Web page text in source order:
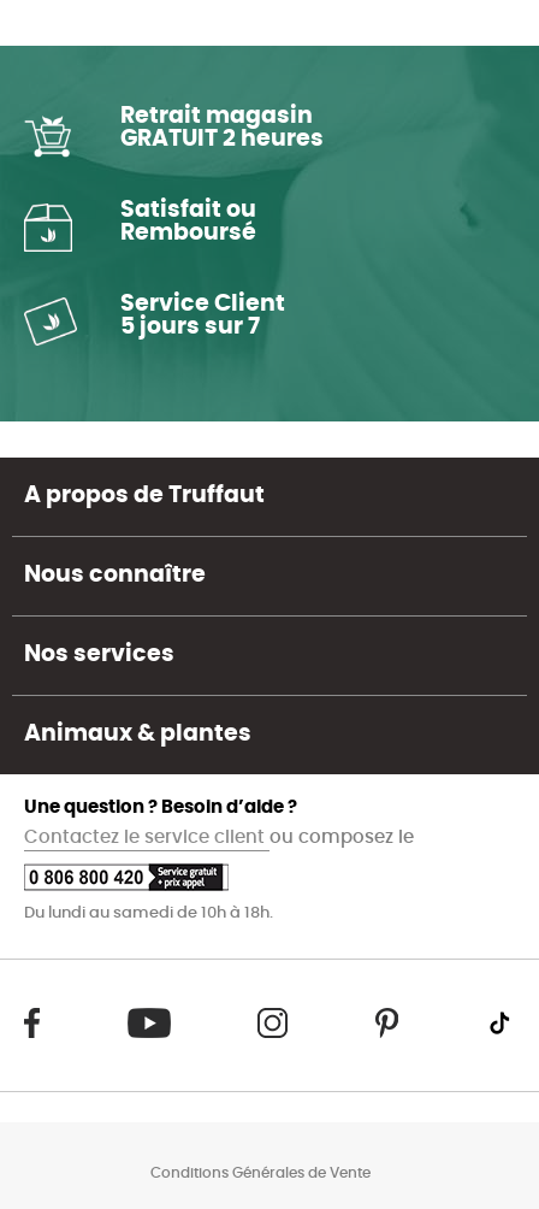
Retrait magasin
GRATUIT 2 heures
Satisfait ou
Remboursé
Service Client
5 jours sur 7
A propos de Truffaut
Nous connaître
Nos services
Animaux & plantes
Une question ? Besoin d’aide ?
Contactez le service client ou composez le
Du lundi au samedi de 10h à 18h.
Conditions Générales de Vente